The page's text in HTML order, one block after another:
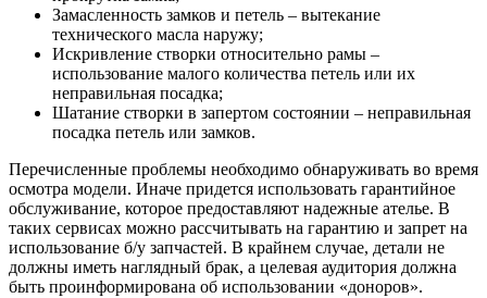
Замасленность замков и петель – вытекание
технического масла наружу;
Искривление створки относительно рамы –
использование малого количества петель или их
неправильная посадка;
Шатание створки в запертом состоянии – неправильная
посадка петель или замков.
Перечисленные проблемы необходимо обнаруживать во время
осмотра модели. Иначе придется использовать гарантийное
обслуживание, которое предоставляют надежные ателье. В
таких сервисах можно рассчитывать на гарантию и запрет на
использование б/у запчастей. В крайнем случае, детали не
должны иметь наглядный брак, а целевая аудитория должна
быть проинформирована об использовании «доноров».